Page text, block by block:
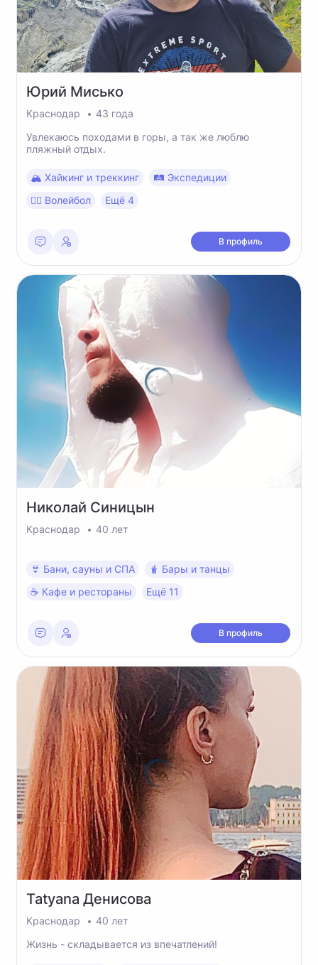
Юрий Мисько
Краснодар
43 года
Увлекаюсь походами в горы, а так же люблю
пляжный отдых.
🏔 Хайкинг и треккинг
🛤 Экспедиции
🤽‍♀️ Волейбол
Ещё 4
В профиль
Николай Синицын
Краснодар 40 лет
👙 Бани, сауны и СПА
🧋 Бары и танцы
☕️ Кафе и рестораны
Ещё 11
В профиль
Tatyana Денисова
Краснодар
40 лет
Жизнь - складывается из впечатлений!